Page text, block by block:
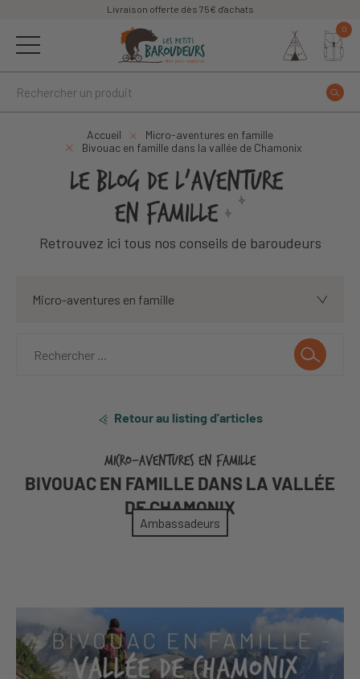
Livraison offerte dès 75€ d'achats
0
Accueil
Micro-aventures en famille
Bivouac en famille dans la vallée de Chamonix
LE BLOG DE L'AVENTURE
EN FAMILLE
Retrouvez ici tous nos conseils de baroudeurs
Micro-aventures en famille
Retour au listing d'articles
MICRO-AVENTURES EN FAMILLE
BIVOUAC EN FAMILLE DANS LA VALLÉE
DE CHAMONIX
Ambassadeurs